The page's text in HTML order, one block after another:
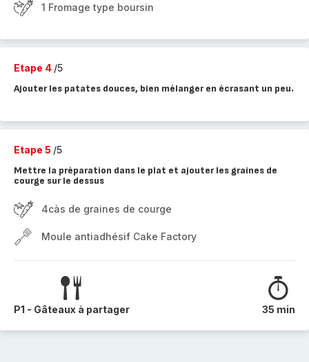
1 Fromage type boursin
Etape 4 /5
Ajouter les patates douces, bien mélanger en écrasant un peu.
Etape 5 /5
Mettre la préparation dans le plat et ajouter les graines de
courge sur le dessus
4càs de graines de courge
Moule antiadhésif Cake Factory
P1 - Gâteaux à partager 35 min